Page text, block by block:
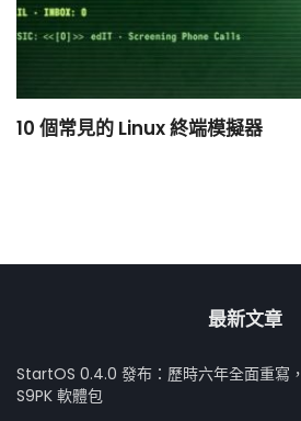
10 個常見的 Linux 終端模擬器
最新文章
StartOS 0.4.0 發布：歷時六年全面重寫
S9PK 軟體包